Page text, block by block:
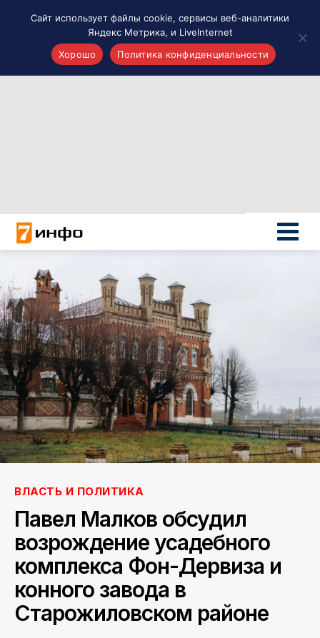
Новости России
Политика
Новости мира
Все материалы 7инфо
О НАС
ПОИСК ПО САЙТУ
ВЛАСТЬ И ПОЛИТИКА
Павел Малков обсудил
возрождение усадебного
комплекса Фон-Дервиза и
конного завода в
Старожиловском районе
Сайт использует файлы cookie, сервисы веб-аналитики
Яндекс Метрика, и LiveInternet
Хорошо
Политика конфиденциальности